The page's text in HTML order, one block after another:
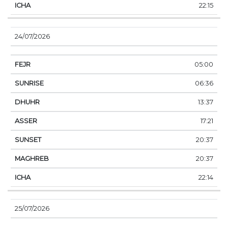
22:15
24/07/2026
05:00
06:36
13:37
17:21
20:37
20:37
22:14
25/07/2026